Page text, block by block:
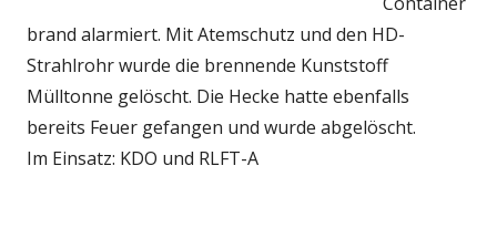
brand alarmiert. Mit Atemschutz und den HD-
Strahlrohr wurde die brennende Kunststoff
Mülltonne gelöscht. Die Hecke hatte ebenfalls
bereits Feuer gefangen und wurde abgelöscht.
Im Einsatz: KDO und RLFT-A